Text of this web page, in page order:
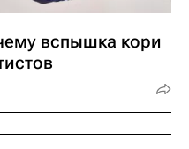
вспышка кори